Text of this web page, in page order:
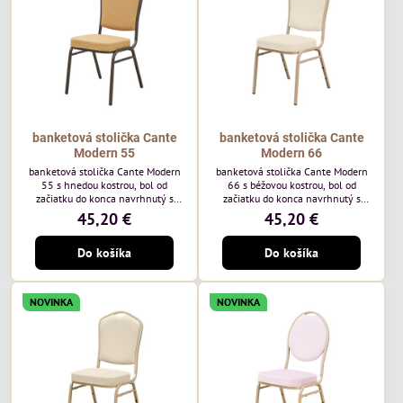
každodenné...
banketová stolička Cante
Modern 55
banketová stolička Cante Modern
55 s hnedou kostrou, bol od
začiatku do konca navrhnutý s
ohľadom na elegantné a
sofistikované priestory pre
pohostinstvá. Má hnedý rám a
medovo tónované čalúnenie Moss
48 od poľskej značky Davis –
medový odtieň s mäkkým
povrchom - je ideálna do svetlých
priestorov. Stolička kombinuje
klasický dizajn s modernou
funkčnosťou. Je odolná, pohodlná a
pripravená na...
45,20 €
Do košíka
banketová stolička Cante
Modern 66
banketová stolička Cante Modern
66 s béžovou kostrou, bol od
začiatku do konca navrhnutý s
ohľadom na elegantné a
sofistikované priestory pre
pohostinstvá. Má béžový rám a
čalúnenie Soro 02 od poľskej
značky Davis – béžová farba s
mäkkým povrchom je ideálna do
svetlých priestorov. Stolička
kombinuje klasický dizajn s
modernou funkčnosťou. Je odolná,
pohodlná a pripravená na
každodenné použitie...
45,20 €
Do košíka
NOVINKA NOVINKA